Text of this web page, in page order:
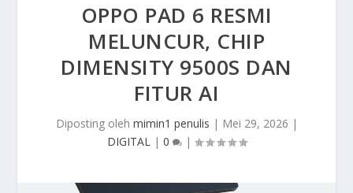
OPPO PAD 6 RESMI
MELUNCUR, CHIP
DIMENSITY 9500S DAN
FITUR AI
Diposting oleh mimin1 penulis | Mei 29, 2026 |
DIGITAL| 0 |